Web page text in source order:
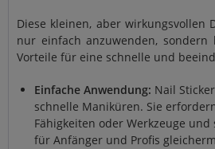
Diese kleinen, aber wirkungsvollen
nur einfach anzuwenden, sondern
Vorteile für eine schnelle und
Einfache Anwendung: Nail
schnelle Maniküren. Sie
Fähigkeiten oder Werkzeuge
für Anfänger und Profis